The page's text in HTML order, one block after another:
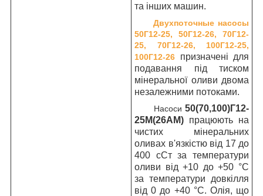
та інших машин.
Двухпоточные насосы
50Г12-25, 50Г12-26, 70Г12-
25, 70Г12-26, 100Г12-25,
100Г12-26 призначені для
подавання під тиском
мінеральної оливи двома
незалежними потоками.
Насоси 50(70,100)Г12-
25М(26АМ) працюють на
чистих мінеральних
оливах в'язкістю від 17 до
400 сСт за температури
оливи від +10 до +50 °C
за температури довкілля
від 0 до +40 °C. Олія, що